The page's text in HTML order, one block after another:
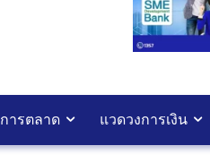
การตลาด แวดวงการเงิน